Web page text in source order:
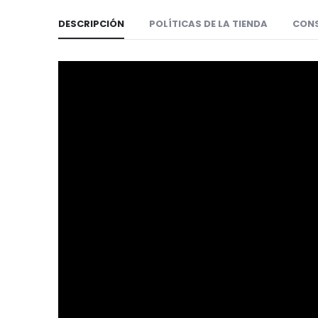
DESCRIPCIÓN POLÍTICAS DE LA TIENDA